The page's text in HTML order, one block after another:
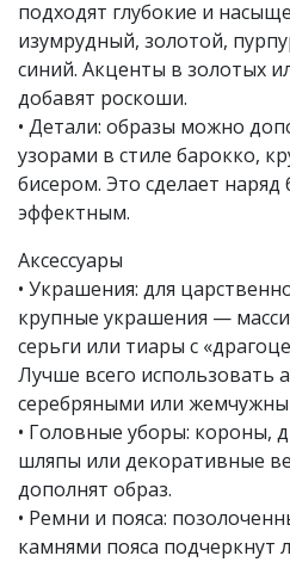
подходят глубокие и
изумрудный, золотой,
синий. Акценты в золотых
добавят роскоши.
• Детали: образы можно
узорами в стиле барокко,
бисером. Это сделает
эффектным.
Аксессуары
• Украшения: для
крупные украшения —
серьги или тиары с
Лучше всего использовать
серебряными или
• Головные уборы: короны,
шляпы или декоративные
дополнят образ.
• Ремни и пояса:
камнями пояса подчеркнут